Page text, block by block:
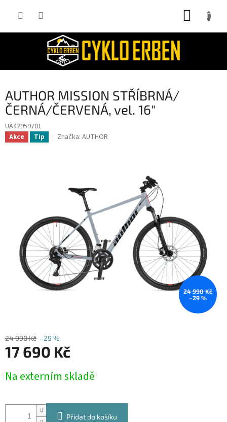
AUTHOR MISSION STŘÍBRNÁ/
ČERNÁ/ČERVENÁ, vel. 16"
UA42959701
Akce Tip Značka: AUTHOR
24 990 Kč
–29 %
24 990 Kč –29 %
17 690 Kč
cena:
Na externím skladě
Přidat do košíku